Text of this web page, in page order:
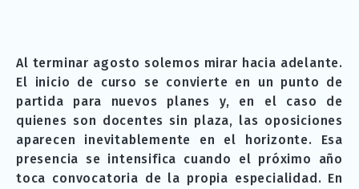
Al terminar agosto solemos mirar hacia adelante.
El inicio de curso se convierte en un punto de
partida para nuevos planes y, en el caso de
quienes son docentes sin plaza, las oposiciones
aparecen inevitablemente en el horizonte. Esa
presencia se intensifica cuando el próximo año
toca convocatoria de la propia especialidad. En